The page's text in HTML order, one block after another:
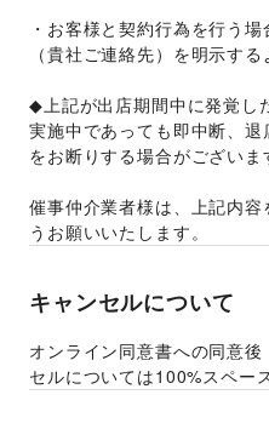
・お客様と契約行為を行う
（貴社ご連絡先）を明示す
◆上記が出店期間中に発覚し
実施中であっても即中断、
をお断りする場合がござい
催事仲介業者様は、上記内
うお願いいたします。
キャンセルについて
オンライン同意書への同意
セルについては100%スペー